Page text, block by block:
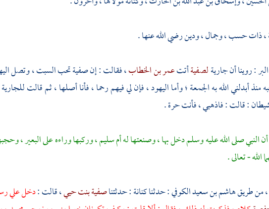
ذات حسب ، وجمال ، ودين رضي الله عنها .
: روينا أن جاريةلصفيةأتتعمر بن الخطاب، فقالت : إنصفيةتحب السبت ، وتصل
أبدلني الله به الجمعة ؛ وأمااليهود، فإن لي فيهم رحما ، فأنا أصلها ، ثم قالت
: قالت : فاذهبي ، فأنت حرة .
أن النبي صلى الله عليه وسلم دخل بها ، وصنعتها لهأم سليم، وركبها وراءه على البعير ،
الله - تعالى .
، من طريقهاشم بن سعيد الكوفي: حدثناكنانة: حدثتناصفية بنت حيي، قالت :دخل علي